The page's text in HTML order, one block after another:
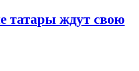
татары ждут свою